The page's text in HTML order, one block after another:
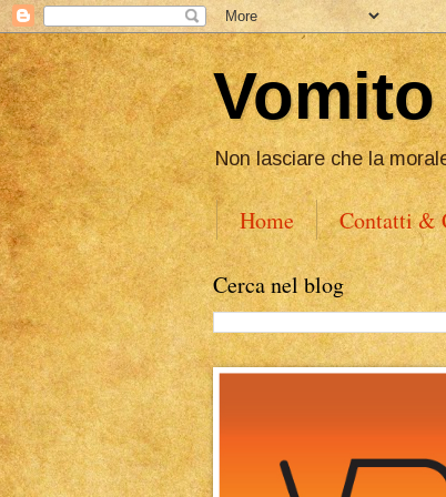
Non lasciare che la
Home Contatti &
Cerca nel blog